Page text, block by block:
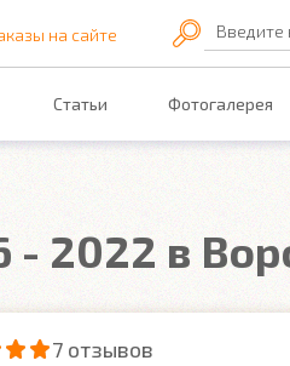
на сайте Введите
Статьи Фотогалерея
- 2022 в
7 отзывов